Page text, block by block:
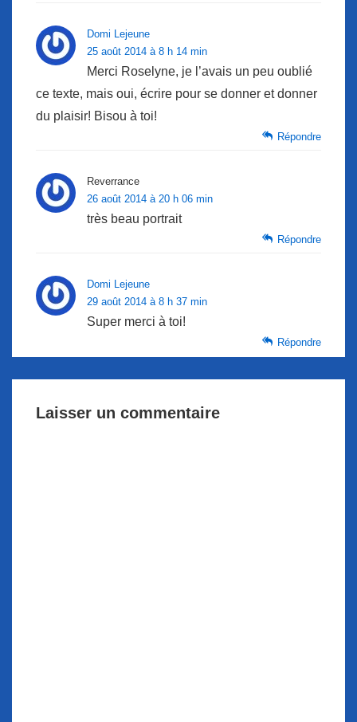
Domi Lejeune
25 août 2014 à 8 h 14 min
Merci Roselyne, je l’avais un peu oublié
ce texte, mais oui, écrire pour se donner et donner
du plaisir! Bisou à toi!
Répondre
Reverrance
26 août 2014 à 20 h 06 min
très beau portrait
Répondre
Domi Lejeune
29 août 2014 à 8 h 37 min
Super merci à toi!
Répondre
Laisser un commentaire